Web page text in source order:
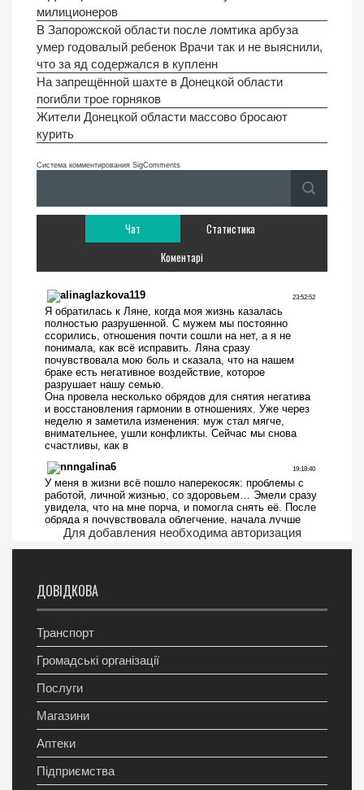
милиционеров
В Запорожской области после ломтика арбуза
умер годовалый ребенок Врачи так и не выяснили,
что за яд содержался в купленн
На запрещённой шахте в Донецкой области
погибли трое горняков
Жители Донецкой области массово бросают
курить
Система комментирования SigComments
Чат
Статистика
Коментарі
Для добавления необходима авторизация
ДОВІДКОВА
Транспорт
Громадські організації
Послуги
Магазини
Аптеки
Підприємства